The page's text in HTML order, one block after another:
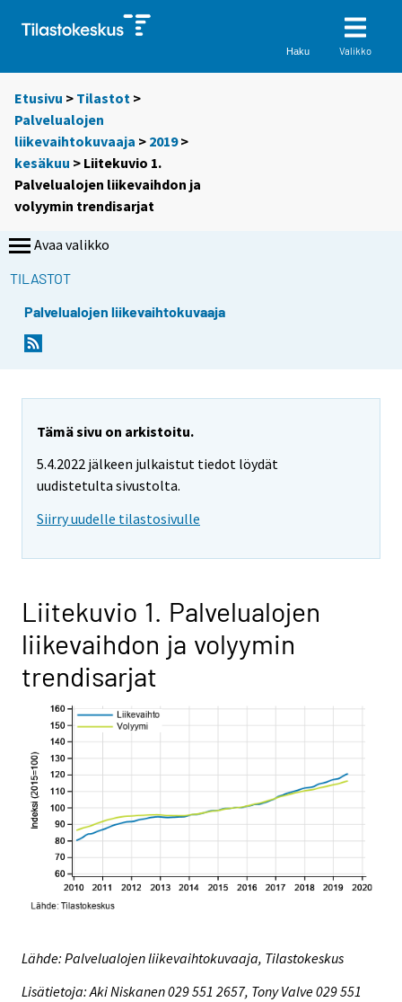
Haku Valikko
Etusivu > Tilastot >
Palvelualojen
liikevaihtokuvaaja > 2019>
kesäkuu > Liitekuvio 1.
Palvelualojen liikevaihdon ja
volyymin trendisarjat
Avaa valikko
TILASTOT
Palvelualojen liikevaihtokuvaaja
Tämä sivu on arkistoitu.
5.4.2022 jälkeen julkaistut tiedot löydät
uudistetulta sivustolta.
Siirry uudelle tilastosivulle
Liitekuvio 1. Palvelualojen
liikevaihdon ja volyymin
trendisarjat
Lähde: Palvelualojen liikevaihtokuvaaja, Tilastokeskus
Lisätietoja: Aki Niskanen 029 551 2657, Tony Valve 029 551